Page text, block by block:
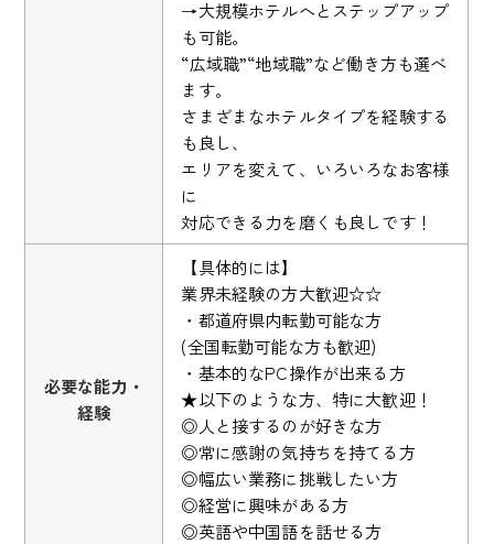
→大規模ホテルへとステップアップ
も可能。
“広域職”“地域職”など働き方も選べ
ます。
さまざまなホテルタイプを経験する
も良し、
エリアを変えて、いろいろなお客様
に
対応できる力を磨くも良しです！
必要な能力・
経験
【具体的には】
業界未経験の方大歓迎☆☆
・都道府県内転勤可能な方
(全国転勤可能な方も歓迎)
・基本的なPC操作が出来る方
★以下のような方、特に大歓迎！
◎人と接するのが好きな方
◎常に感謝の気持ちを持てる方
◎幅広い業務に挑戦したい方
◎経営に興味がある方
◎英語や中国語を話せる方